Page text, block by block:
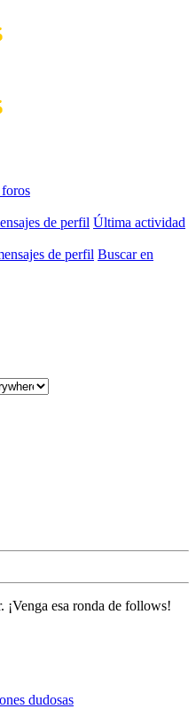
de perfil Última actividad
de perfil Buscar en
¡Venga esa ronda de follows!
dudosas